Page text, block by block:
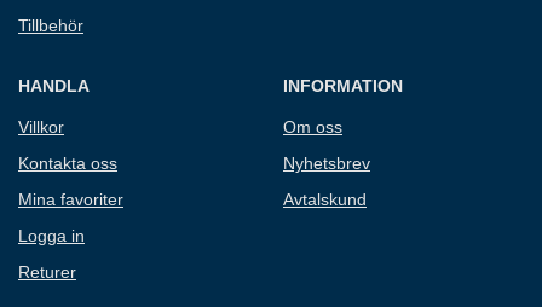
Tillbehör
HANDLA
Villkor
Kontakta oss
Mina favoriter
Logga in
Returer
INFORMATION
Om oss
Nyhetsbrev
Avtalskund